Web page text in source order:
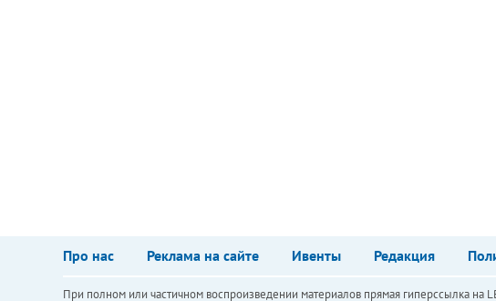
Про нас Реклама на сайте Ивенты Редакция
При полном или частичном воспроизведении материалов прямая гиперссылка на